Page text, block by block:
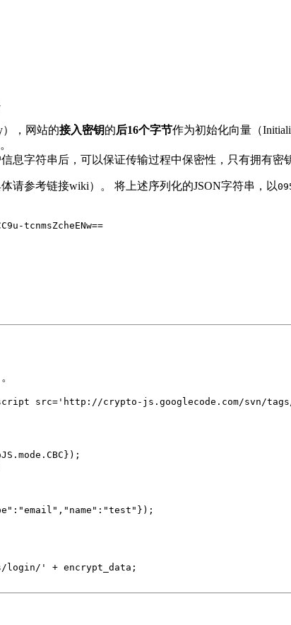
），网站的接入密钥的后16个字节作为初始化向量（
息字符串后，可以保证传输过程中保密性，只有拥有密
体请参考链接wiki）。 将上述序列化的JSON字符串，以
src= 'http://crypto-js.googlecode.com/svn/
. mode . CBC });
: "email" , "name" : "test" });
login/' + encrypt_data ;